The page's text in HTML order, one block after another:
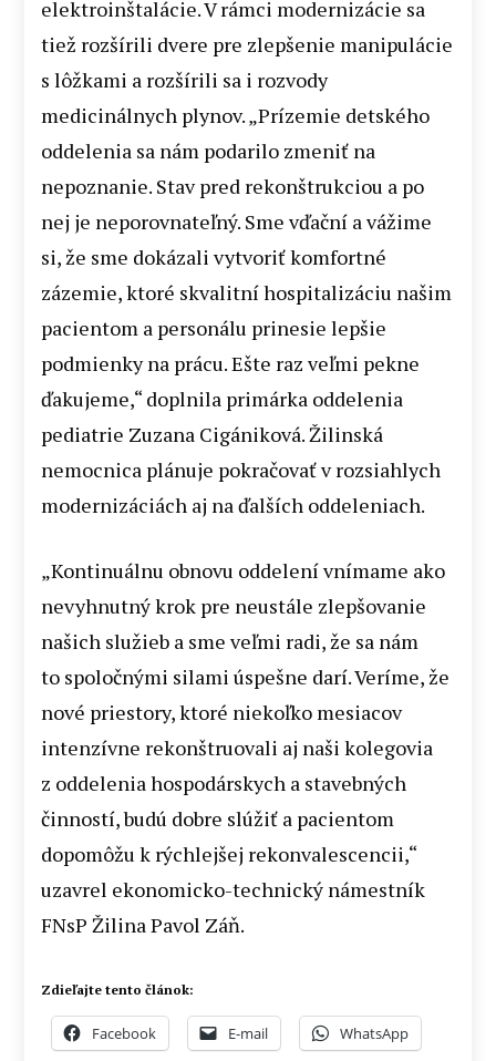
elektroinštalácie. V rámci modernizácie sa
tiež rozšírili dvere pre zlepšenie manipulácie
s lôžkami a rozšírili sa i rozvody
medicinálnych plynov. „Prízemie detského
oddelenia sa nám podarilo zmeniť na
nepoznanie. Stav pred rekonštrukciou a po
nej je neporovnateľný. Sme vďační a vážime
si, že sme dokázali vytvoriť komfortné
zázemie, ktoré skvalitní hospitalizáciu našim
pacientom a personálu prinesie lepšie
podmienky na prácu. Ešte raz veľmi pekne
ďakujeme,“ doplnila primárka oddelenia
pediatrie Zuzana Cigániková. Žilinská
nemocnica plánuje pokračovať v rozsiahlych
modernizáciách aj na ďalších oddeleniach.
„Kontinuálnu obnovu oddelení vnímame ako
nevyhnutný krok pre neustále zlepšovanie
našich služieb a sme veľmi radi, že sa nám
to spoločnými silami úspešne darí. Veríme, že
nové priestory, ktoré niekoľko mesiacov
intenzívne rekonštruovali aj naši kolegovia
z oddelenia hospodárskych a stavebných
činností, budú dobre slúžiť a pacientom
dopomôžu k rýchlejšej rekonvalescencii,“
uzavrel ekonomicko-technický námestník
FNsP Žilina Pavol Záň.
Zdieľajte tento článok:
Facebook E-mail WhatsApp